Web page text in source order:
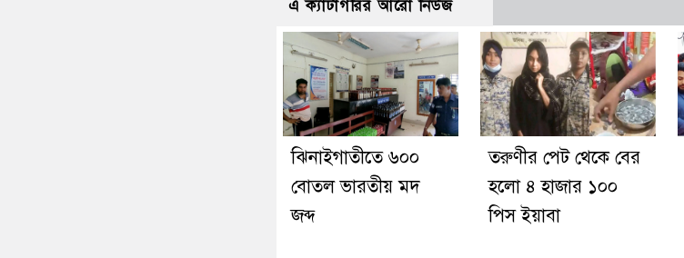
এ ক্যাটাগরির আরো নিউজ
ঝিনাইগাতীতে ৬০০
বোতল ভারতীয় মদ
জব্দ
তরুণীর পেট থেকে বের
হলো ৪ হাজার ১০০
পিস ইয়াবা